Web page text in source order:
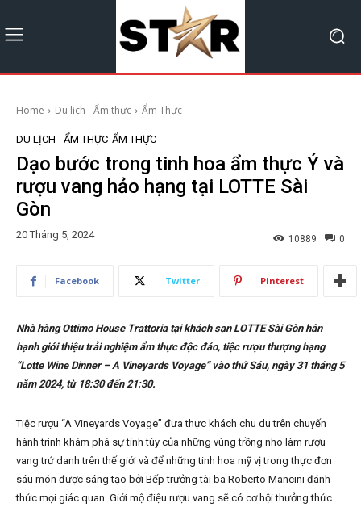
Home Du lịch - Ẩm thực Ẩm Thực
DU LỊCH - ẨM THỰC ẨM THỰC
Dạo bước trong tinh hoa ẩm thực Ý và
rượu vang hảo hạng tại LOTTE Sài
Gòn
20 Tháng 5, 2024 0
10889
Facebook Twitter Pinterest
Nhà hàng Ottimo House Trattoria tại khách sạn LOTTE Sài Gòn hân
hạnh giới thiệu trải nghiệm ẩm thực độc đáo, tiệc rượu thượng hạng
“Lotte Wine Dinner – A Vineyards Voyage” vào thứ Sáu, ngày 31 tháng 5
năm 2024, từ 18:30 đến 21:30.
Tiệc rượu “A Vineyards Voyage” đưa thực khách chu du trên chuyến
hành trình khám phá sự tinh túy của những vùng trồng nho làm rượu
vang trứ danh trên thế giới và để những tinh hoa mỹ vị trong thực đơn
sáu món được sáng tạo bởi Bếp trưởng tài ba Roberto Mancini đánh
thức mọi giác quan. Giới mộ điệu rượu vang sẽ có cơ hội thưởng thức